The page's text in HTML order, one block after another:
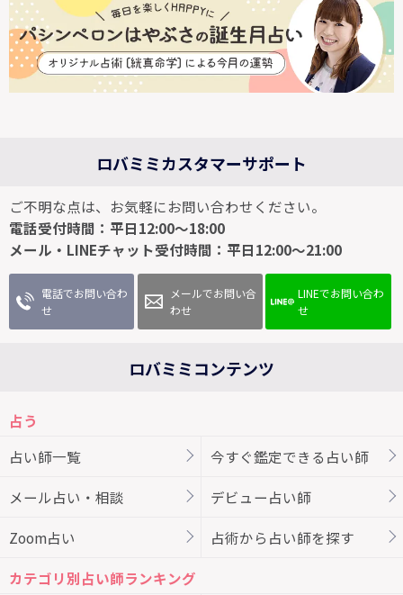
ロバミミカスタマーサポート
ご不明な点は、お気軽にお問い合わせください。
電話受付時間：平日12:00～18:00
メール・LINEチャット受付時間：平日12:00～21:00
電話でお問い合わ
せ
メールでお問い合
わせ
LINEでお問い合わ
せ
ロバミミコンテンツ
占う
占い師一覧
今すぐ鑑定できる占い師
メール占い・相談 デビュー占い師
Zoom占い 占術から占い師を探す
カテゴリ別占い師ランキング